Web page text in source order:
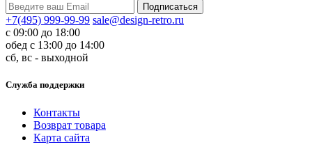
+7(495) 999-99-99 sale@design-retro.ru
с 09:00 до 18:00
обед с 13:00 до 14:00
сб, вс - выходной
Служба поддержки
Контакты
Возврат товара
Карта сайта